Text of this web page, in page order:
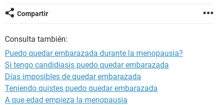
Compartir
Consulta también:
Puedo quedar embarazada durante la menopausia?
Si tengo candidiasis puedo quedar embarazada
Días imposibles de quedar embarazada
Teniendo quistes puedo quedar embarazada
A que edad empieza la menopausia